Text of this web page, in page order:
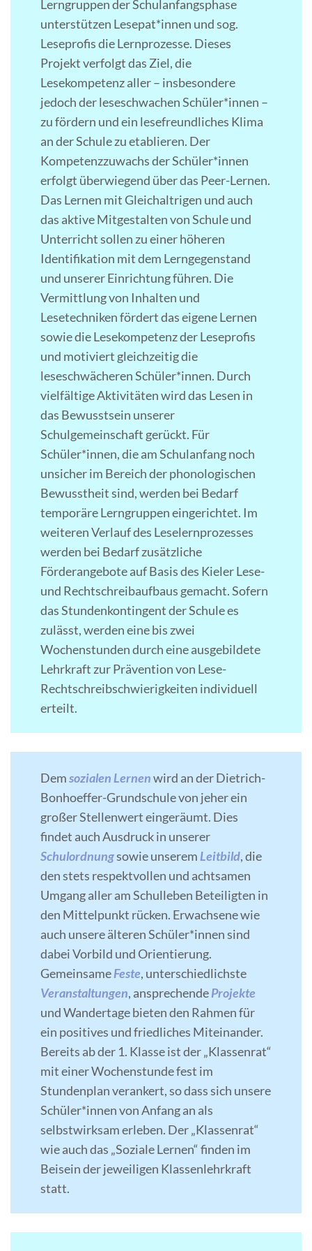
Lerngruppen der Schulanfangsphase
unterstützen Lesepat*innen und sog.
Leseprofis die Lernprozesse. Dieses
Projekt verfolgt das Ziel, die
Lesekompetenz aller – insbesondere
jedoch der leseschwachen Schüler*innen –
zu fördern und ein lesefreundliches Klima
an der Schule zu etablieren. Der
Kompetenzzuwachs der Schüler*innen
erfolgt überwiegend über das Peer-Lernen.
Das Lernen mit Gleichaltrigen und auch
das aktive Mitgestalten von Schule und
Unterricht sollen zu einer höheren
Identifikation mit dem Lerngegenstand
und unserer Einrichtung führen. Die
Vermittlung von Inhalten und
Lesetechniken fördert das eigene Lernen
sowie die Lesekompetenz der Leseprofis
und motiviert gleichzeitig die
leseschwächeren Schüler*innen. Durch
vielfältige Aktivitäten wird das Lesen in
das Bewusstsein unserer
Schulgemeinschaft gerückt. Für
Schüler*innen, die am Schulanfang noch
unsicher im Bereich der phonologischen
Bewusstheit sind, werden bei Bedarf
temporäre Lerngruppen eingerichtet. Im
weiteren Verlauf des Leselernprozesses
werden bei Bedarf zusätzliche
Förderangebote auf Basis des Kieler Lese-
und Rechtschreibaufbaus gemacht. Sofern
das Stundenkontingent der Schule es
zulässt, werden eine bis zwei
Wochenstunden durch eine ausgebildete
Lehrkraft zur Prävention von Lese-
Rechtschreibschwierigkeiten individuell
erteilt.
Demsozialen Lernenwird an der Dietrich-
Bonhoeffer-Grundschule von jeher ein
großer Stellenwert eingeräumt. Dies
findet auch Ausdruck in unserer
Schulordnungsowie unserem Leitbild, die
den stets respektvollen und achtsamen
Umgang aller am Schulleben Beteiligten in
den Mittelpunkt rücken. Erwachsene wie
auch unsere älteren Schüler*innen sind
dabei Vorbild und Orientierung.
GemeinsameFeste, unterschiedlichste
Veranstaltungen, ansprechendeProjekte
und Wandertage bieten den Rahmen für
ein positives und friedliches Miteinander.
Bereits ab der 1. Klasse ist der „Klassenrat“
mit einer Wochenstunde fest im
Stundenplan verankert, so dass sich unsere
Schüler*innen von Anfang an als
selbstwirksam erleben. Der „Klassenrat“
wie auch das „Soziale Lernen“ finden im
Beisein der jeweiligen Klassenlehrkraft
statt.